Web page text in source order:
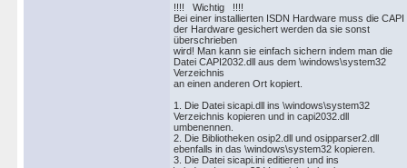
!!!! Wichtig !!!!
Bei einer installierten ISDN Hardware muss die CAPI
der Hardware gesichert werden da sie sonst
überschrieben
wird! Man kann sie einfach sichern indem man die
Datei CAPI2032.dll aus dem \windows\system32
Verzeichnis
an einen anderen Ort kopiert.
1. Die Datei sicapi.dll ins \windows\system32
Verzeichnis kopieren und in capi2032.dll
umbenennen.
2. Die Bibliotheken osip2.dll und osipparser2.dll
ebenfalls in das \windows\system32 kopieren.
3. Die Datei sicapi.ini editieren und ins